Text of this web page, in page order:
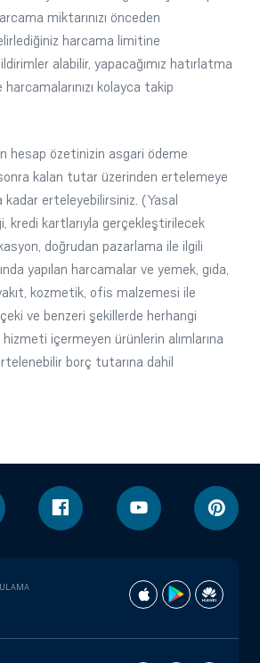
miktarınızı önceden
harcama limitine
alabilir, yapacağımız hatırlatma
kolayca takip
hesap özetinizin asgari ödeme
kalan tutar üzerinden ertelemeye
kadar erteleyebilirsiniz. (Yasal
kredi kartlarıyla gerçekleştirilecek
doğrudan pazarlama ile ilgili
yapılan harcamalar ve yemek, gıda,
kozmetik, ofis malzemesi ile
ve benzeri şekillerde herhangi
içermeyen ürünlerin alımlarına
borç tutarına dahil